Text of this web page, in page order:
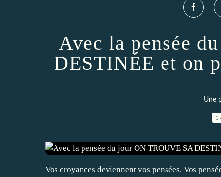
Avec la pensée
DESTINÉE et on
Une
Vos croyances deviennent vos pensées. Vos